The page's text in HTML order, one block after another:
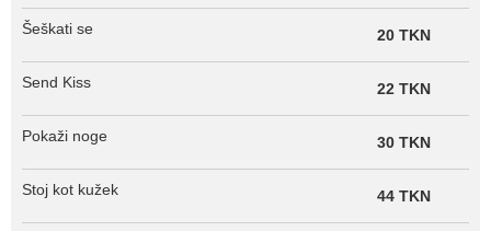
Šeškati se 20 TKN
Send Kiss 22 TKN
Pokaži noge 30 TKN
Stoj kot kužek 44 TKN